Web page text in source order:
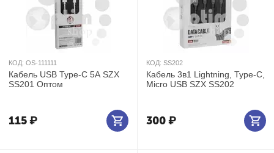
КОД: OS-111111
Кабель USB Type-C 5А SZX
SS201 Оптом
115₽
КОД: SS202
Кабель 3в1 Lightning, Type-C,
Micro USB SZX SS202
300₽